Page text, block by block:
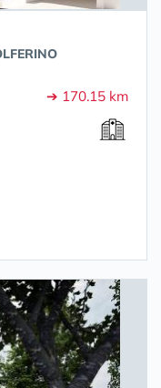
➔ 170.15 km